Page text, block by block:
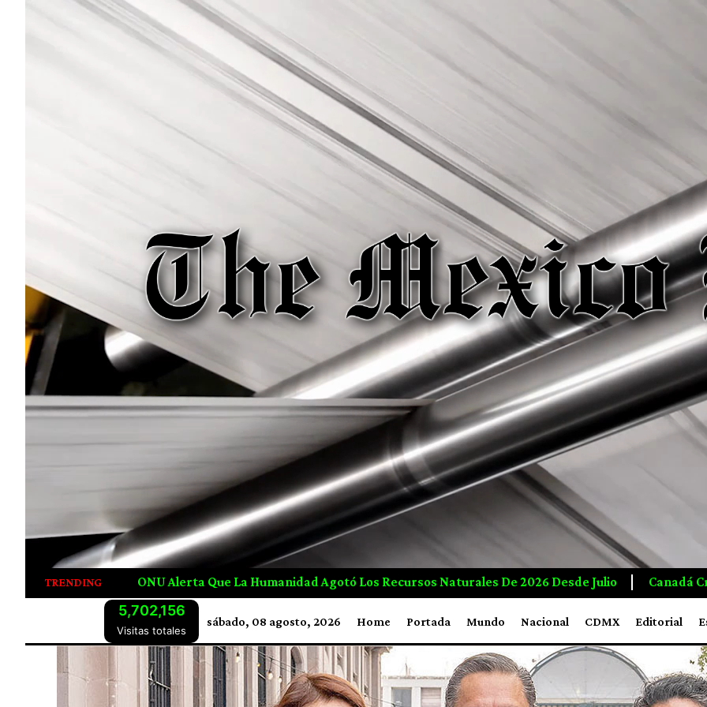
TRENDING
Agotó Los Recursos Naturales De 2026 Desde Julio Canadá Crea Empleos E Inversiones A Mayor Ritmo
Visitas totales
5,702,156
sábado, 08 agosto, 2026 Home Portada Mundo Nacional CDMX Editorial